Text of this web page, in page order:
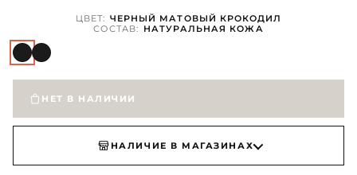
ЦВЕТ: ЧЕРНЫЙ МАТОВЫЙ КРОКОДИЛ
СОСТАВ:
НАТУРАЛЬНАЯ КОЖА
НЕТ В НАЛИЧИИ
НАЛИЧИЕ В МАГАЗИНАХ